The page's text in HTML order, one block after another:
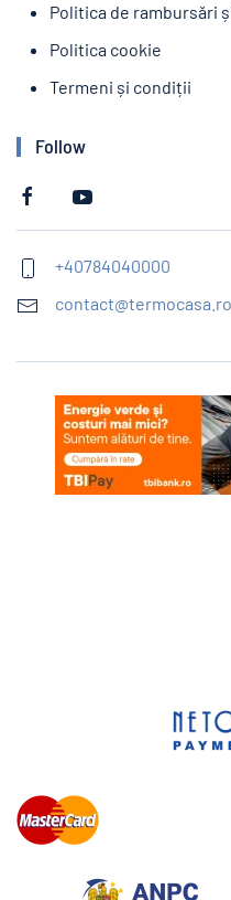
Politica de rambursări
Politica cookie
Termeni și condiții
Follow
+40784040000
contact@termocasa.ro